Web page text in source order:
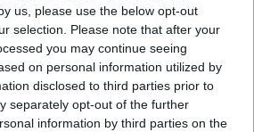
us, please use the below opt-out
selection. Please note that after your
you may continue seeing
on personal information utilized by
disclosed to third parties prior to
separately opt-out of the further
information by third parties on the
és az ABN Amro Private Bank
optimistább álláspontra
részvénypiacának
Felülsúlyozásra ajánlják
amire esetükben már két éve